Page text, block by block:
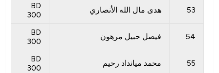
53 هدى مال الله الأنصاري
BD
300
54 فيصل حبيل مرهون
BD
300
55 محمد ميانداد رحيم
BD
300